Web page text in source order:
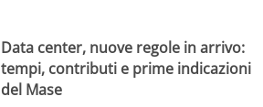
Data center, nuove regole in arrivo:
tempi, contributi e prime indicazioni
del Mase